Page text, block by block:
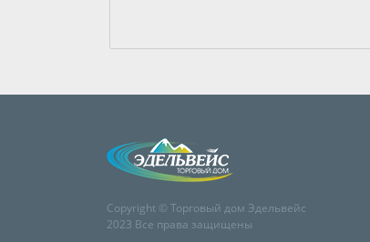
Copyright © Торговый дом Эдельвейс
2023 Все права защищены